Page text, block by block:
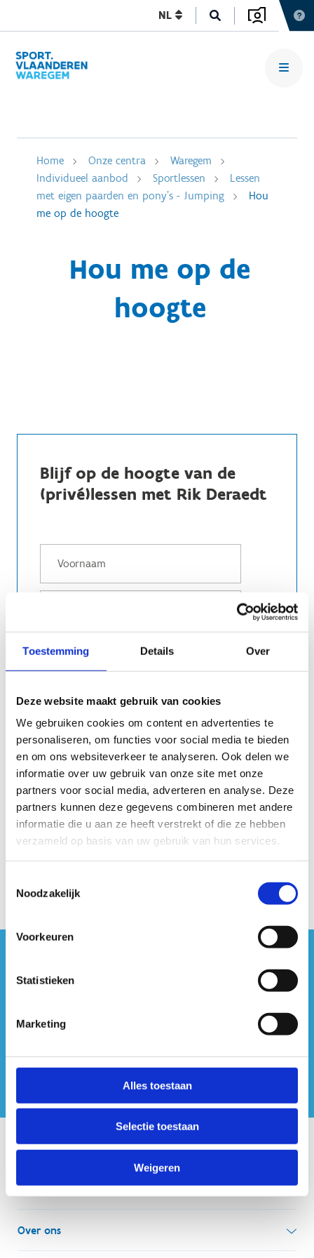
Toestemming Details Over
Deze website maakt gebruik van cookies
We gebruiken cookies om content en advertenties te
personaliseren, om functies voor social media te bieden
en om ons websiteverkeer te analyseren. Ook delen we
informatie over uw gebruik van onze site met onze
partners voor social media, adverteren en analyse. Deze
partners kunnen deze gegevens combineren met andere
informatie die u aan ze heeft verstrekt of die ze hebben
verzameld op basis van uw gebruik van hun services.
Noodzakelijk
Voorkeuren
Statistieken
Marketing
Alles toestaan
Selectie toestaan
Weigeren
NL
Home Onze centra
Waregem
Individueel aanbod
Sportlessen
Lessen
met eigen paarden en pony's - Jumping
Hou
me op de hoogte
Hou me op de
hoogte
Blijf op de hoogte van de
(privé)lessen met Rik Deraedt
volgende lessen
Groepslessen jumping
Privélessen jumping
#sportersbelevenmeer
Onze centra
Sport Vlaanderen Hoofdzetel
Simon Bolivarlaan 17
1000 Brussel
Over ons